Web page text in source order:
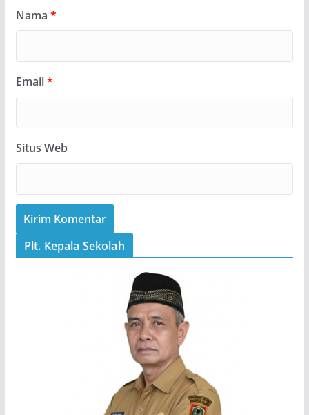
Nama *
Email*
Situs Web
Plt. Kepala Sekolah